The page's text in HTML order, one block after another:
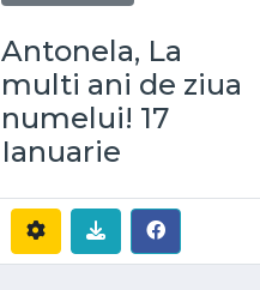
Antonela, La
multi ani de ziua
numelui! 17
Ianuarie